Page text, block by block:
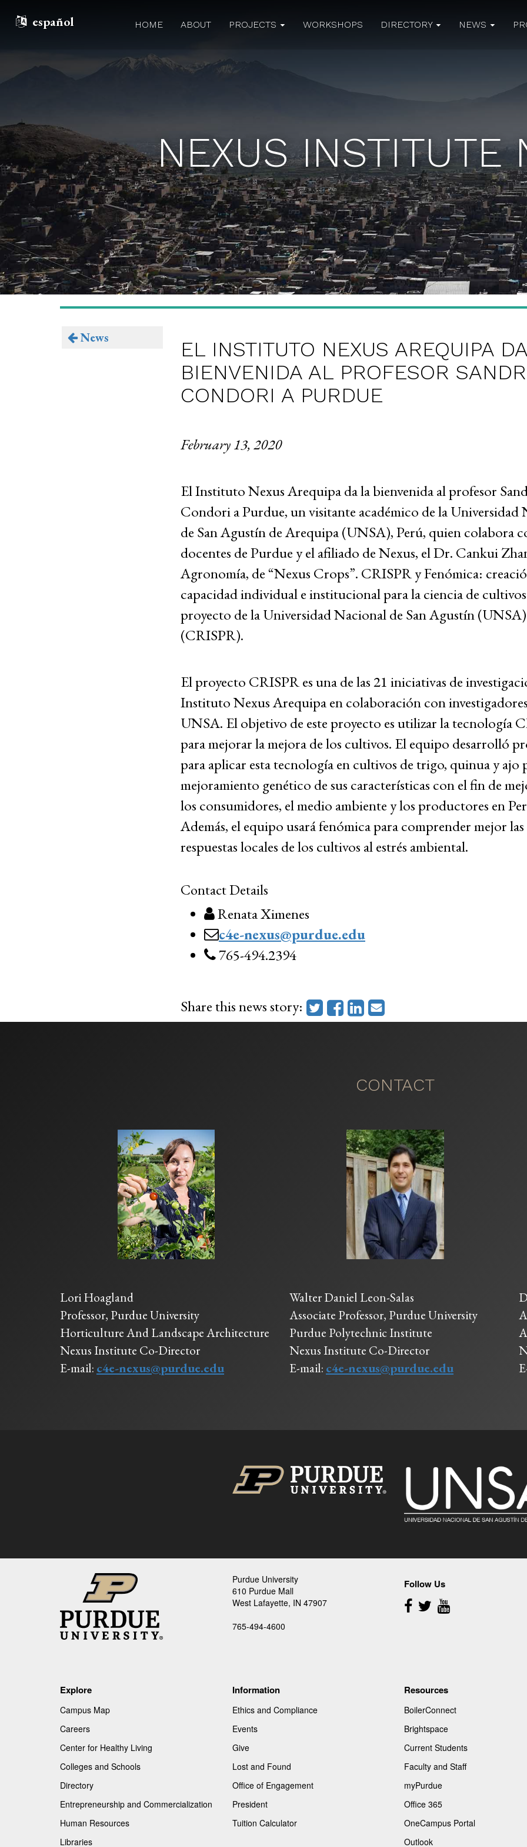
español HOME ABOUT PROJECTS WORKSHOPS DIRECTORY NEWS
NEXUS INSTITUTE
News
EL INSTITUTO NEXUS AREQUIPA
BIENVENIDA AL PROFESOR
CONDORI A PURDUE
February 13, 2020
El Instituto Nexus Arequipa da la bienvenida al profesor
Condori a Purdue, un visitante académico de la Universidad
de San Agustín de Arequipa (UNSA), Perú, quien colabora
docentes de Purdue y el afiliado de Nexus, el Dr. Cankui
Agronomía, de “Nexus Crops”. CRISPR y Fenómica:
capacidad individual e institucional para la ciencia de
proyecto de la Universidad Nacional de San Agustín (UNSA)
(CRISPR).
El proyecto CRISPR es una de las 21 iniciativas de
Instituto Nexus Arequipa en colaboración con
UNSA. El objetivo de este proyecto es utilizar la tecnología
para mejorar la mejora de los cultivos. El equipo desarrolló
para aplicar esta tecnología en cultivos de trigo, quinua y ajo
mejoramiento genético de sus características con el fin de
los consumidores, el medio ambiente y los productores en
Además, el equipo usará fenómica para comprender mejor las
respuestas locales de los cultivos al estrés ambiental.
Contact Details
Renata Ximenes
c4e-nexus@purdue.edu
765-494.2394
Share this news story:
CONTACT
Lori Hoagland
Professor, Purdue University
Horticulture And Landscape Architecture
Nexus Institute Co-Director
E-mail: c4e-nexus@purdue.edu
Walter Daniel Leon-Salas
Associate Professor, Purdue University
Purdue Polytechnic Institute
Nexus Institute Co-Director
E-mail: c4e-nexus@purdue.edu
Purdue University
610 Purdue Mall
West Lafayette, IN 47907
765-494-4600
Follow Us
Follow
Us
Explore
Campus Map
Careers
Center for Healthy Living
Colleges and Schools
Directory
Entrepreneurship and Commercialization
Human Resources
Libraries
Information
Ethics and Compliance
Events
Give
Lost and Found
Office of Engagement
President
Tuition Calculator
Resources
BoilerConnect
Brightspace
Current Students
Faculty and Staff
myPurdue
Office 365
OneCampus Portal
Outlook